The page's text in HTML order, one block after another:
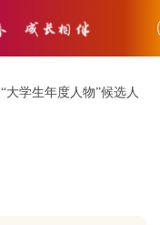
“大学生年度人物”候选人